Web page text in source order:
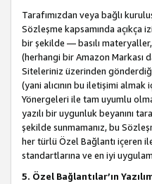
Tarafımızdan veya bağlı
Sözleşme kapsamında açıkça
bir şekilde — basılı
(herhangi bir Amazon Markası
Siteleriniz üzerinden
(yani alıcının bu iletişimi almak
Yönergeleri ile tam uyumlu
yazılı bir uygunluk beyanını
şekilde sunmamanız, bu
her türlü Özel Bağlantı içeren
standartlarına ve en iyi
5. Özel Bağlantılar’ın